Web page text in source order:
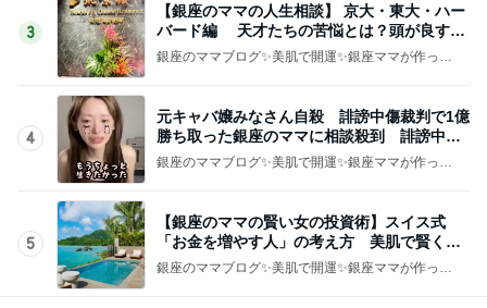
3
【銀座のママの人生相談】 京大・東大・ハー
バード編 天才たちの苦悩とは？頭が良すぎ
て悩む人
銀座のママブログ✨美肌で開運✨銀座ママが作った
4
元キャバ嬢みなさん自殺 誹謗中傷裁判で1億
勝ち取った銀座のママに相談殺到 誹謗中傷
は正義じゃない
銀座のママブログ✨美肌で開運✨銀座ママが作った
5
【銀座のママの賢い女の投資術】スイス式
「お金を増やす人」の考え方 美肌で賢く金
運UP これが正解
銀座のママブログ✨美肌で開運✨銀座ママが作った